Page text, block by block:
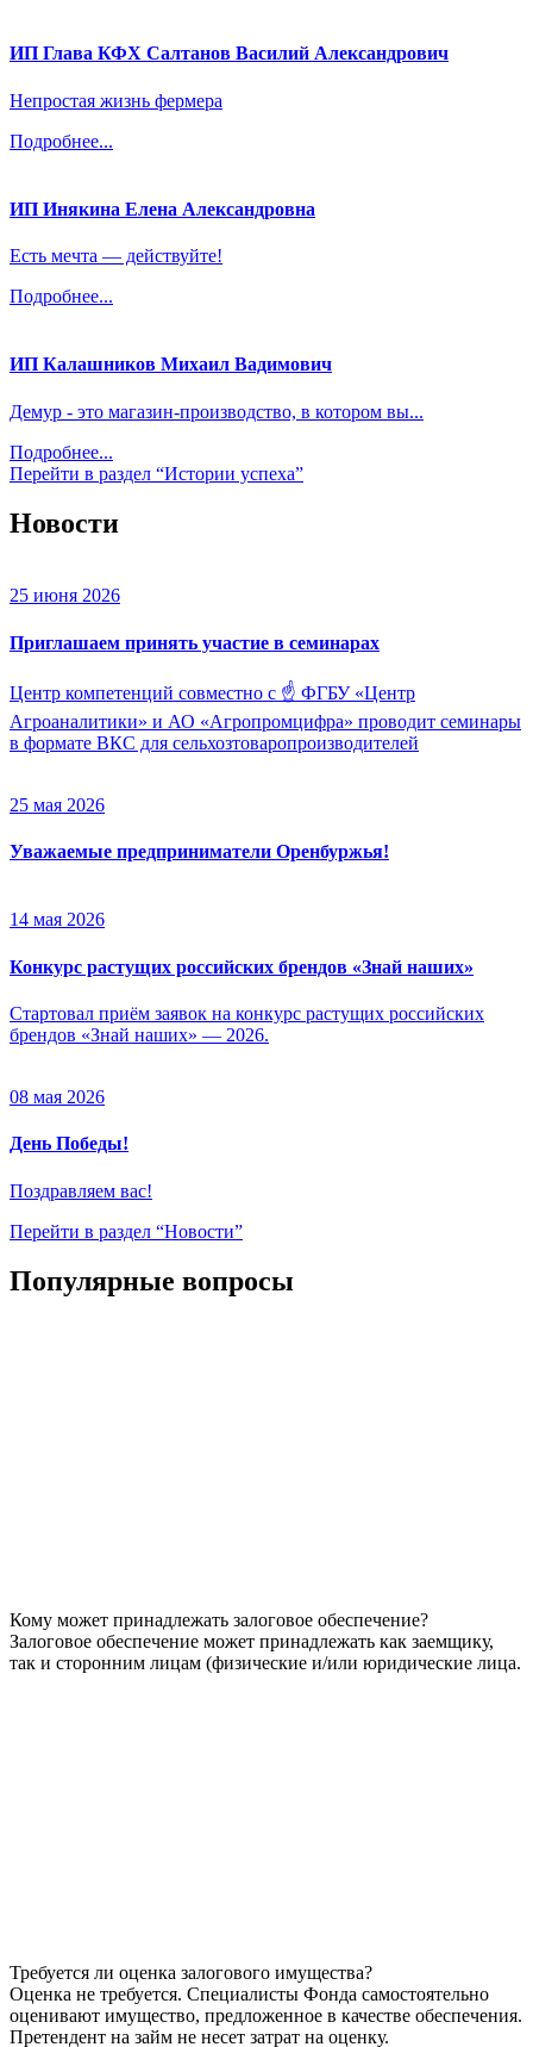
ИП Глава КФХ Салтанов Василий Александрович
Непростая жизнь фермера
Подробнее...
ИП Инякина Елена Александровна
Есть мечта — действуйте!
Подробнее...
ИП Калашников Михаил Вадимович
Демур - это магазин-производство, в котором вы...
Подробнее...
Перейти в раздел “Истории успеха”
Новости
25 июня 2026
Приглашаем принять участие в семинарах
Центр компетенций совместно с ☝️ ФГБУ «Центр
Агроаналитики» и АО «Агропромцифра» проводит семинары
в формате ВКС для сельхозтоваропроизводителей
25 мая 2026
Уважаемые предприниматели Оренбуржья!
14 мая 2026
Конкурс растущих российских брендов «Знай наших»
Стартовал приём заявок на конкурс растущих российских
брендов «Знай наших» — 2026.
08 мая 2026
День Победы!
Поздравляем вас!
Перейти в раздел “Новости”
Популярные вопросы
Кому может принадлежать залоговое обеспечение?
Залоговое обеспечение может принадлежать как заемщику,
так и сторонним лицам (физические и/или юридические лица.
Требуется ли оценка залогового имущества?
Оценка не требуется. Специалисты Фонда самостоятельно
оценивают имущество, предложенное в качестве обеспечения.
Претендент на займ не несет затрат на оценку.